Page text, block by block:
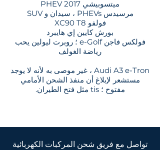
ميتسوبيشي PHEV 2017
مرسيدس PHEVs ، سيدان و SUV
فولفو XC90 T8
بورش كايين إي هايبرد
فولكس فاجن e-Golf ؛ روبرت ليولين يحب
رياضة الغولف
Audi A3 e-Tron ، غير موصى به لأنه لا يوجد
مستشعر لإبلاغ أن منفذ الشحن الأمامي
مفتوح ؛ tis مثل فتح الطيران.
تواصل مع فريق شحن المركبات الكهربائية